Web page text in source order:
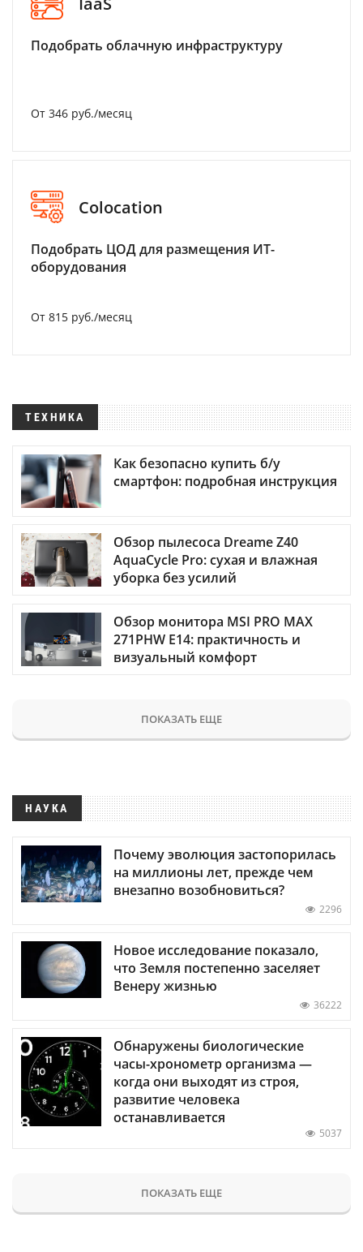
Подобрать облачную инфраструктуру
От 346 руб./месяц
Colocation
Подобрать ЦОД для размещения ИТ-
оборудования
От 815 руб./месяц
ТЕХНИКА
Как безопасно купить б/у
смартфон: подробная инструкция
Обзор пылесоса Dreame Z40
AquaCycle Pro: сухая и влажная
уборка без усилий
Обзор монитора MSI PRO MAX
271PHW E14: практичность и
визуальный комфорт
ПОКАЗАТЬ ЕЩЕ
НАУКА
Почему эволюция застопорилась
на миллионы лет, прежде чем
внезапно возобновиться?
2296
Новое исследование показало,
что Земля постепенно заселяет
Венеру жизнью
36222
Обнаружены биологические
часы-хронометр организма —
когда они выходят из строя,
развитие человека
останавливается
5037
ПОКАЗАТЬ ЕЩЕ